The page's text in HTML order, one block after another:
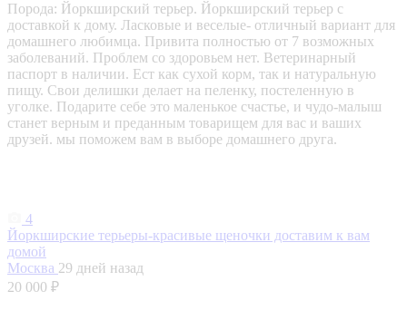
Порода: Йоркширский терьер. Йоркширский терьер с
доставкой к дому. Ласковые и веселые- отличный вариант для
домашнего любимца. Привита полностью от 7 возможных
заболеваний. Проблем со здоровьем нет. Ветеринарный
паспорт в наличии. Ест как сухой корм, так и натуральную
пищу. Свои делишки делает на пеленку, постеленную в
уголке. Подарите себе это маленькое счастье, и чудо-малыш
станет верным и преданным товарищем для вас и ваших
друзей. мы поможем вам в выборе домашнего друга.
4
Йоркширские терьеры-красивые щеночки доставим к вам
домой
Москва 29 дней назад
20 000 ₽